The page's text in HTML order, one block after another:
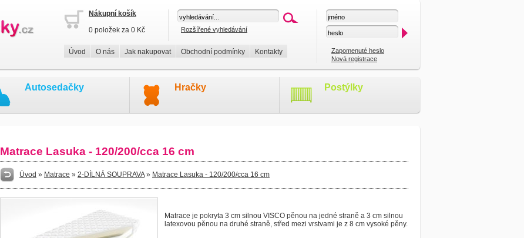
Nákupní košík
0 položek za 0 Kč
Rozšířené vyhledávání
Úvod O nás Jak nakupovat Obchodní podmínky Kontakty
Zapomenuté heslo
Nová registrace
Autosedačky Hračky Postýlky
Matrace Lasuka - 120/200/cca 16 cm
Úvod » Matrace » 2-DÍLNÁ SOUPRAVA» Matrace Lasuka - 120/200/cca 16 cm
Matrace je pokryta 3 cm silnou VISCO pěnou na jedné straně a 3 cm silnou
latexovou pěnou na druhé straně, střed mezi vrstvami je z 8 cm vysoké pěny.